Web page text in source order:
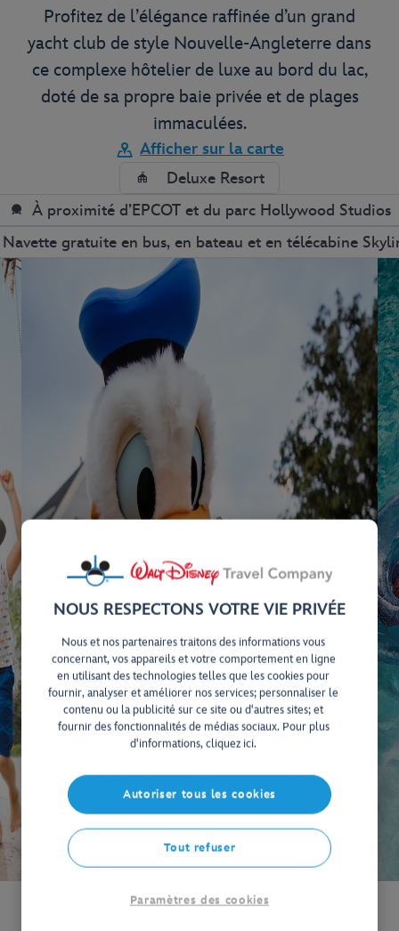
Profitez de l’élégance raffinée d’un grand
yacht club de style Nouvelle-Angleterre dans
ce complexe hôtelier de luxe au bord du lac,
doté de sa propre baie privée et de plages
immaculées.
Afficher sur la carte
Deluxe Resort
À proximité d’EPCOT et du parc Hollywood Studios
Navette gratuite en bus, en bateau et en télécabine
NOUS RESPECTONS VOTRE VIE PRIVÉE
Nous et nos partenaires traitons des informations vous
concernant, vos appareils et votre comportement en ligne
en utilisant des technologies telles que les cookies pour
fournir, analyser et améliorer nos services; personnaliser le
contenu ou la publicité sur ce site ou d'autres sites; et
fournir des fonctionnalités de médias sociaux. Pour plus
d'informations, cliquez ici.
Paramètres des cookies
Tout refuser
Autoriser tous les cookies